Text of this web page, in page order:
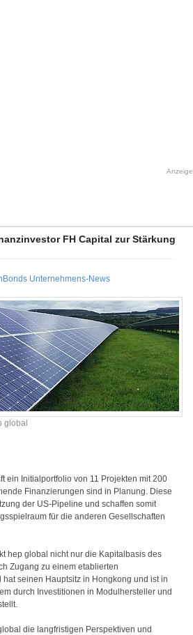
Anzeige
FH Capital zur Stärkung
Unternehmens-News
global
ein Initialportfolio von 11 Projekten mit 200
Finanzierungen sind in Planung. Diese
der US-Pipeline und schaffen somit
für die anderen Gesellschaften
hep global nicht nur die Kapitalbasis des
Zugang zu einem etablierten
seinen Hauptsitz in Hongkong und ist in
durch Investitionen in Modulhersteller und
die langfristigen Perspektiven und